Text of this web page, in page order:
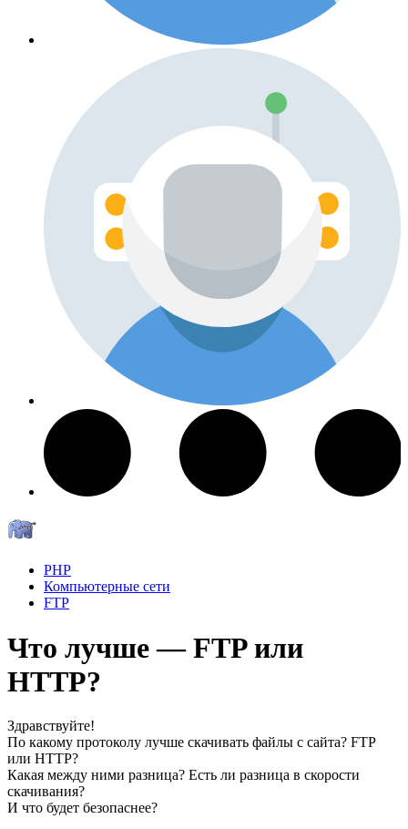
PHP
Компьютерные сети
FTP
Что лучше — FTP или
HTTP?
Здравствуйте!
По какому протоколу лучше скачивать файлы с сайта? FTP
или HTTP?
Какая между ними разница? Есть ли разница в скорости
скачивания?
И что будет безопаснее?